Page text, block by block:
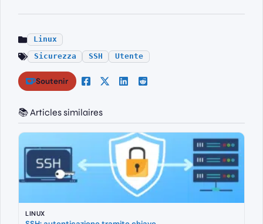
Linux
Sicurezza
SSH Utente
Soutenir
📚 Articles similaires
LINUX